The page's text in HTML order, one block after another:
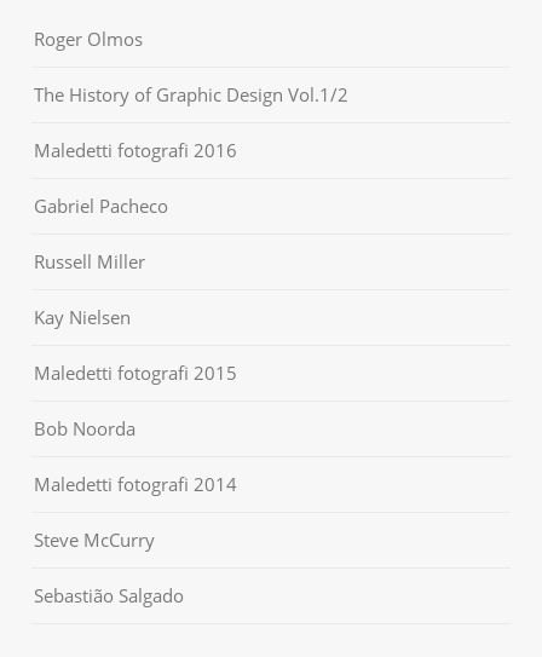
Roger Olmos
The History of Graphic Design Vol.1/2
Maledetti fotografi 2016
Gabriel Pacheco
Russell Miller
Kay Nielsen
Maledetti fotografi 2015
Bob Noorda
Maledetti fotografi 2014
Steve McCurry
Sebastião Salgado